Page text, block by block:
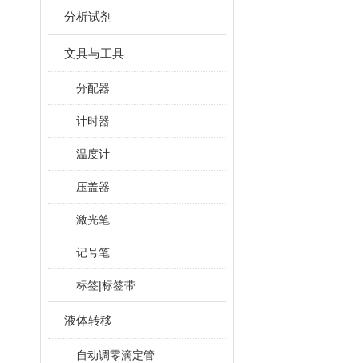
分析试剂
文具与工具
分配器
计时器
温度计
压盖器
激光笔
记号笔
标签|标签带
液体转移
自动调零滴定管